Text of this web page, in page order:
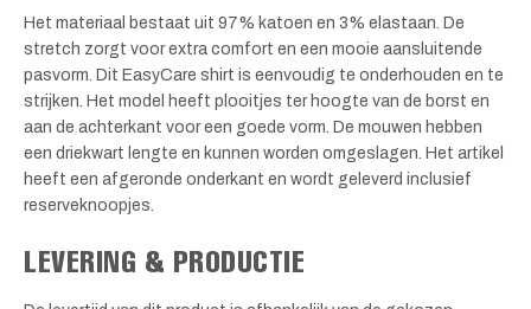
Het materiaal bestaat uit 97% katoen en 3% elastaan. De
stretch zorgt voor extra comfort en een mooie aansluitende
pasvorm. Dit EasyCare shirt is eenvoudig te onderhouden en te
strijken. Het model heeft plooitjes ter hoogte van de borst en
aan de achterkant voor een goede vorm. De mouwen hebben
een driekwart lengte en kunnen worden omgeslagen. Het artikel
heeft een afgeronde onderkant en wordt geleverd inclusief
reserveknoopjes.
LEVERING & PRODUCTIE